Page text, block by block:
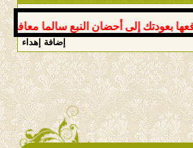
إلى أحضان النبع سالما معافى د
إضافة إهداء